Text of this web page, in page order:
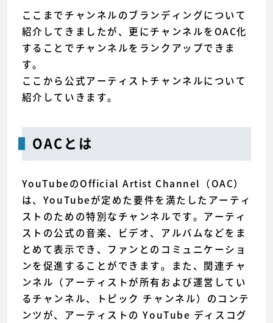
ここまでチャンネルのブランディングについて
紹介してきましたが、更にチャンネルをOAC化
することでチャンネルをランクアップできま
す。
ここから公式アーティストチャンネルについて
紹介していきます。
OACとは
YouTubeのOfficial Artist Channel（OAC）
は、YouTubeが定めた要件を満たしたアーティ
ストのための特別なチャンネルです。アーティ
ストの公式の音楽、ビデオ、アルバムなどをま
とめて表示でき、ファンとのコミュニケーショ
ンを促進することができます。また、関連チャ
ンネル（アーティストが所有および運営してい
るチャンネル、トピック チャンネル）のコンテ
ンツが、アーティストの YouTube ディスコグ